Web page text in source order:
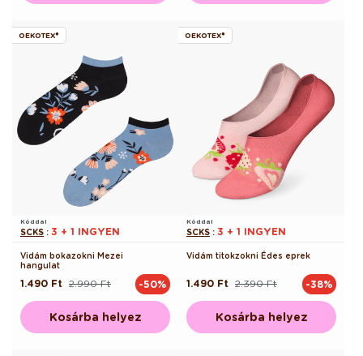
OEKOTEX®
Kóddal
SCKS : 3 + 1 INGYEN
Vidám bokazokni Mezei
hangulat
Normál
2.990 Ft
Akciós
1.490 Ft -50%
Kosárba helyez
OEKOTEX®
Kóddal
SCKS : 3 + 1 INGYEN
Vidám titokzokni Édes eprek
Normál
2.390 Ft
Akciós
1.490 Ft -38%
Kosárba helyez